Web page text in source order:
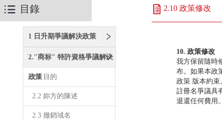
目錄
1 日升期爭議解決政策
2."商标" 特許資格爭議解決
政策
2.1 目的
2.2 妳方的陳述
2.3 撤銷域名
2.10 政策修改
10. 政策修改
我方保留隨時
布。如果本政
政策 版本約
註冊名爭議具
退還任何費用